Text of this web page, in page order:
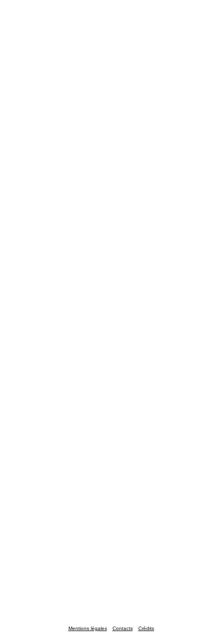
Mentions légales Contacts Crédits